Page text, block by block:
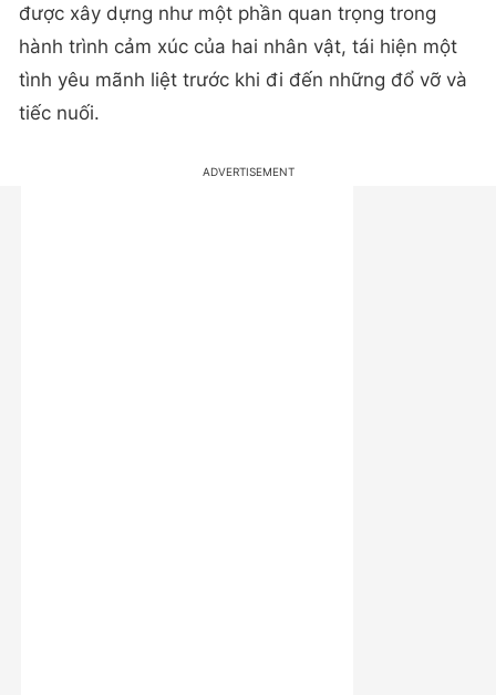
được xây dựng như một phần quan trọng trong
hành trình cảm xúc của hai nhân vật, tái hiện một
tình yêu mãnh liệt trước khi đi đến những đổ vỡ và
tiếc nuối.